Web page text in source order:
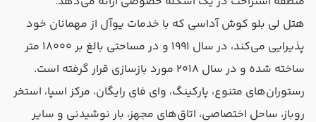
هتل لی بلو کوش آداسی که با خدمات یوآل از مهمانان خود
پذیرایی می‌کند، در سال ۱۹۹۱ و در مساحتی بالغ بر ۱۸۰۰۰ متر
ساخته شده و در سال‌ ۲۰۱۸ مورد بازسازی قرار گرفته است.
رستوران‌های متنوع، پارکینگ، وای فای رایگان، مرکز اسپا، استخر
روباز، ساحل اختصاصی، اتاق‌های مجهز، بار نوشیدنی و سایر